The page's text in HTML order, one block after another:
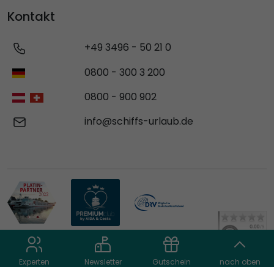
Experten Newsletter Gutschein nach oben
Kontakt
+49 3496 - 50 21 0
0800 - 300 3 200
0800 - 900 902
info@schiffs-urlaub.de